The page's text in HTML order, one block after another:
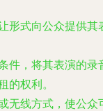
形式向公众提供其
件，将其表演的录
的权利。
无线方式，使公众